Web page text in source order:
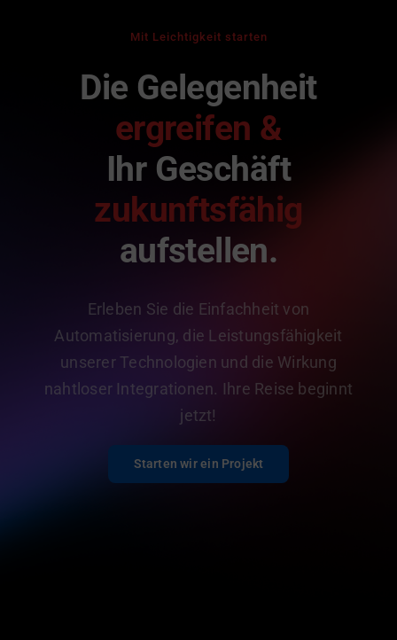
Mit Leichtigkeit starten
Die Gelegenheit
ergreifen &
Ihr Geschäft
zukunftsfähig
aufstellen.
Erleben Sie die Einfachheit von
Automatisierung, die Leistungsfähigkeit
unserer Technologien und die Wirkung
nahtloser Integrationen. Ihre Reise beginnt
jetzt!
Starten wir ein Projekt